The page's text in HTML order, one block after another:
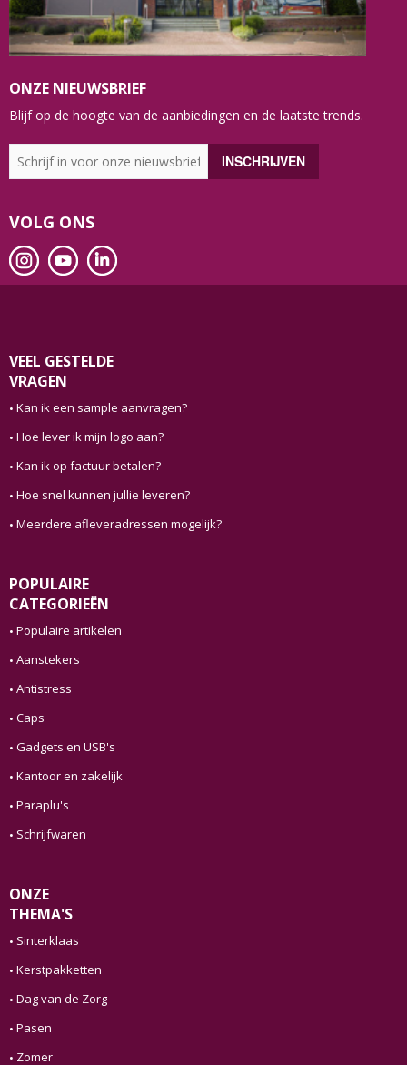
ONZE NIEUWSBRIEF
Blijf op de hoogte van de aanbiedingen en de laatste trends.
VOLG ONS
VEEL GESTELDE
VRAGEN
Kan ik een sample aanvragen?
Hoe lever ik mijn logo aan?
Kan ik op factuur betalen?
Hoe snel kunnen jullie leveren?
Meerdere afleveradressen mogelijk?
POPULAIRE
CATEGORIEËN
Populaire artikelen
Aanstekers
Antistress
Caps
Gadgets en USB's
Kantoor en zakelijk
Paraplu's
Schrijfwaren
ONZE
THEMA'S
Sinterklaas
Kerstpakketten
Dag van de Zorg
Pasen
Zomer